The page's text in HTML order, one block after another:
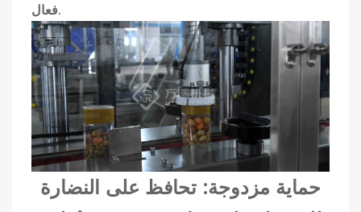
فعال.
حماية مزدوجة: تحافظ على النضارة